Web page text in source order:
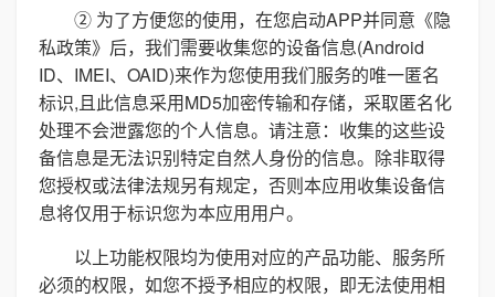
② 为了方便您的使用，在您启动APP并同意《隐
私政策》后，我们需要收集您的设备信息(Android
ID、IMEI、OAID)来作为您使用我们服务的唯一匿名
标识,且此信息采用MD5加密传输和存储，采取匿名化
处理不会泄露您的个人信息。请注意：收集的这些设
备信息是无法识别特定自然人身份的信息。除非取得
您授权或法律法规另有规定，否则本应用收集设备信
息将仅用于标识您为本应用用户。
以上功能权限均为使用对应的产品功能、服务所
必须的权限，如您不授予相应的权限，即无法使用相